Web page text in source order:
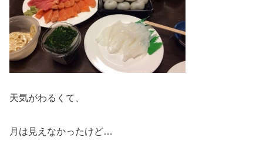
天気がわるくて、
月は見えなかったけど…